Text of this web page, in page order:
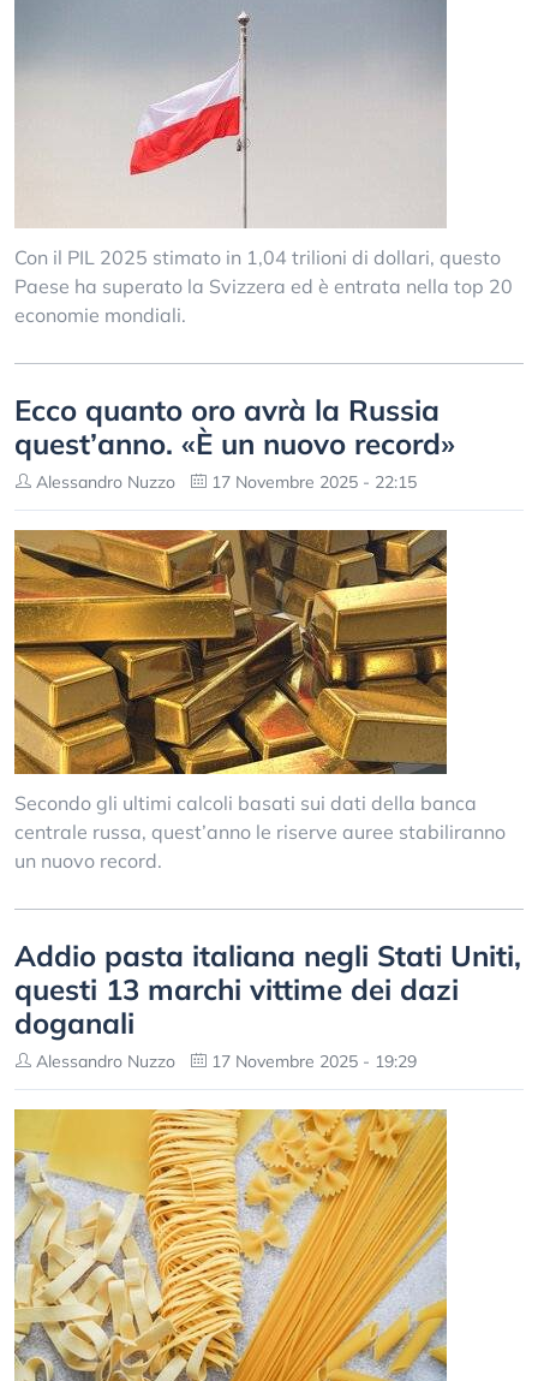
Con il PIL 2025 stimato in 1,04 trilioni di dollari, questo
Paese ha superato la Svizzera ed è entrata nella top 20
economie mondiali.
Ecco quanto oro avrà la Russia
quest’anno. «È un nuovo record»
Alessandro Nuzzo 17 Novembre 2025 - 22:15
Secondo gli ultimi calcoli basati sui dati della banca
centrale russa, quest’anno le riserve auree stabiliranno
un nuovo record.
Addio pasta italiana negli Stati Uniti,
questi 13 marchi vittime dei dazi
doganali
Alessandro Nuzzo 17 Novembre 2025 - 19:29